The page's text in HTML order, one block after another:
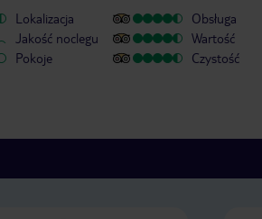
Lokalizacja
Jakość noclegu
Pokoje
Obsługa
Wartość
Czystość